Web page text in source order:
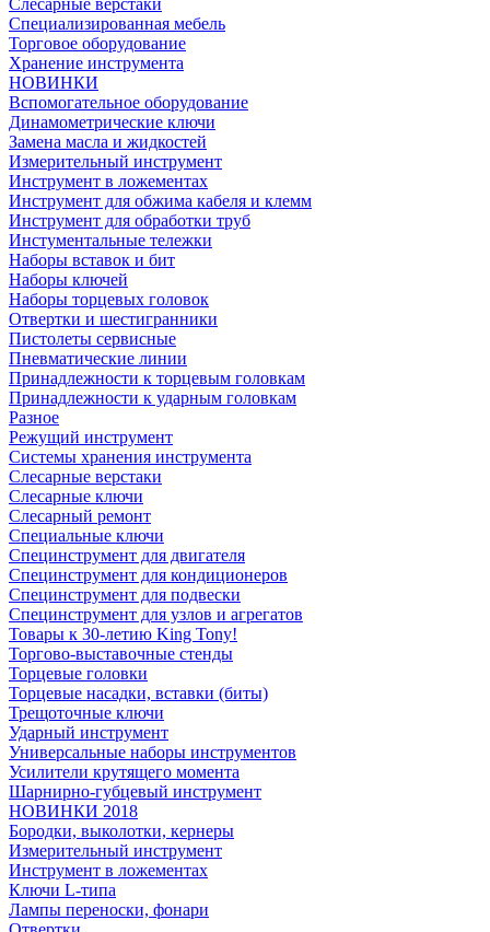
Слесарные верстаки
Специализированная мебель
Торговое оборудование
Хранение инструмента
НОВИНКИ
Вспомогательное оборудование
Динамометрические ключи
Замена масла и жидкостей
Измерительный инструмент
Инструмент в ложементах
Инструмент для обжима кабеля и клемм
Инструмент для обработки труб
Инстументальные тележки
Наборы вставок и бит
Наборы ключей
Наборы торцевых головок
Отвертки и шестигранники
Пистолеты сервисные
Пневматические линии
Принадлежности к торцевым головкам
Принадлежности к ударным головкам
Разное
Режущий инструмент
Системы хранения инструмента
Слесарные верстаки
Слесарные ключи
Слесарный ремонт
Специальные ключи
Специнструмент для двигателя
Специнструмент для кондиционеров
Специнструмент для подвески
Специнструмент для узлов и агрегатов
Товары к 30-летию King Tony!
Торгово-выставочные стенды
Торцевые головки
Торцевые насадки, вставки (биты)
Трещоточные ключи
Ударный инструмент
Универсальные наборы инструментов
Усилители крутящего момента
Шарнирно-губцевый инструмент
НОВИНКИ 2018
Бородки, выколотки, кернеры
Измерительный инструмент
Инструмент в ложементах
Ключи L-типа
Лампы переноски, фонари